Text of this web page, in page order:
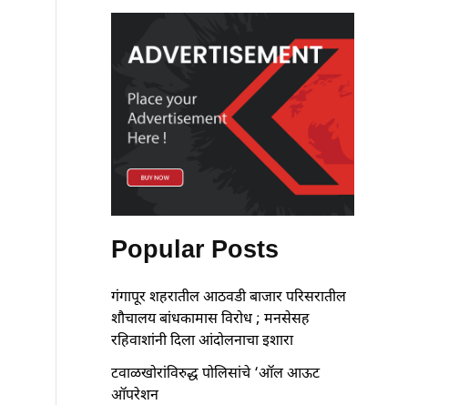
Popular Posts
गंगापूर शहरातील आठवडी बाजार परिसरातील
शौचालय बांधकामास विरोध ; मनसेसह
रहिवाशांनी दिला आंदोलनाचा इशारा
टवाळखोरांविरुद्ध पोलिसांचे ‘ऑल आऊट
ऑपरेशन